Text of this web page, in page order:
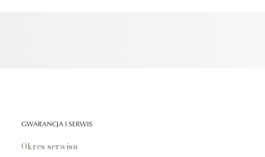
GWARANCJA I SERWIS
Okres serwisu